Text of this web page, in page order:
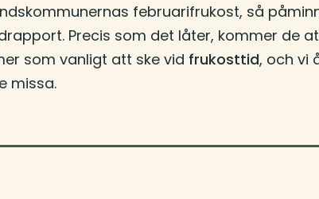
februarifrukost, så
Precis som det låter, kommer de
som vanligt att ske vid frukosttid, och vi
missa.